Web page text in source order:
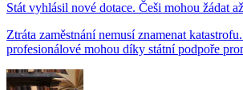
Stát vyhlásil nové dotace. Češi mohou žádat
Ztráta zaměstnání nemusí znamenat
profesionálové mohou díky státní podpoře